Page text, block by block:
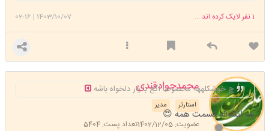
1403/10/07
|
02:16 1نفر لایک کرده اند ...
محمدجوادقندی
مدیر استارتر
عضویت: 1402/12/05 تعداد پست: 5404
چ خوشکلههه مخصوصا اگع با یار دلخواه باشه
بله انشالله قسمت همه 😍